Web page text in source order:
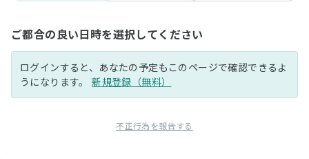
ご都合の良い日時を選択してください
ログインすると、あなたの予定もこのページで確認できるよ
うになります。新規登録（無料）
不正行為を報告する